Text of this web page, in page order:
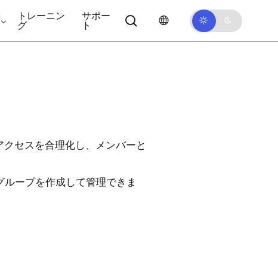
トレーニン
グ
サポー
ト
セスを合理化し、メンバーと
ープを作成して管理できま